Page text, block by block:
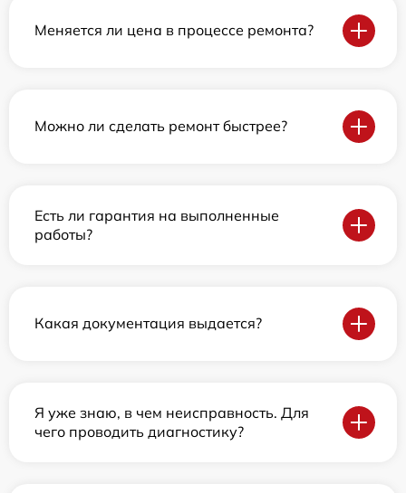
Меняется ли цена в процессе ремонта?
Можно ли сделать ремонт быстрее?
Есть ли гарантия на выполненные
работы?
Какая документация выдается?
Я уже знаю, в чем неисправность. Для
чего проводить диагностику?